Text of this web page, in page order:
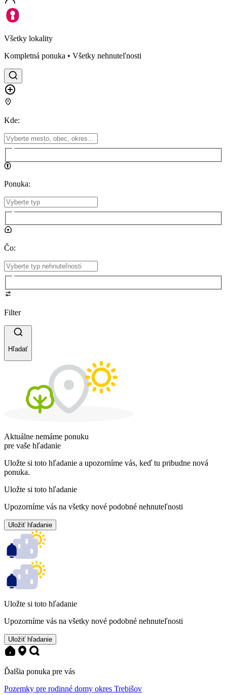
Všetky lokality
Kompletná ponuka • Všetky nehnuteľnosti
Kde:
Ponuka:
Čo:
Filter
Hľadať
Aktuálne nemáme ponuku
pre vaše hľadanie
Uložte si toto hľadanie a upozorníme vás, keď tu pribudne nová
ponuka.
Uložte si toto hľadanie
Upozorníme vás na všetky nové podobné nehnuteľnosti
Uložiť hľadanie
Uložte si toto hľadanie
Upozorníme vás na všetky nové podobné nehnuteľnosti
Uložiť hľadanie
Ďalšia ponuka pre vás
Pozemky pre rodinné domy okres Trebišov